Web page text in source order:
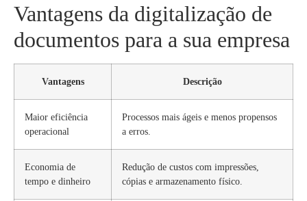
Vantagens da digitalização de
documentos para a sua empresa
Vantagens Descrição
Maior eficiência
operacional
Processos mais ágeis e menos propensos
a erros.
Economia de
tempo e dinheiro
Redução de custos com impressões,
cópias e armazenamento físico.